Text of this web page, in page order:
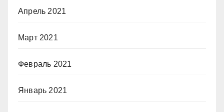
Апрель 2021
Март 2021
Февраль 2021
Январь 2021